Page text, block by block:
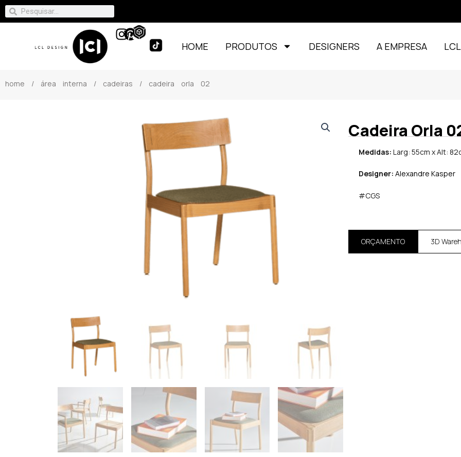
HOME PRODUTOS DESIGNERS A EMPRESA
home / área interna / cadeiras / cadeira orla 02
Cadeira Orla
Medidas: Larg: 55cm x Alt:
Designer: Alexandre Kasper
#CGS
ORÇAMENTO 3D